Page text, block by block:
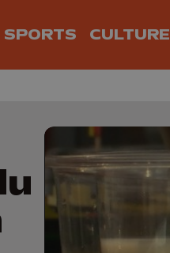
SPORTS CULTURE